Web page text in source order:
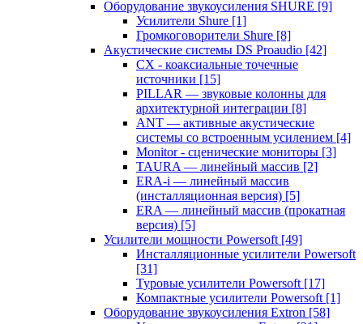
Оборудование звукоусиления SHURE [9]
Усилители Shure [1]
Громкоговорители Shure [8]
Акустические системы DS Proaudio [42]
CX - коаксиальные точечные
источники [15]
PILLAR — звуковые колонны для
архитектурной интеграции [8]
ANT — активные акустические
системы со встроенным усилением [4]
Monitor - сценические мониторы [3]
TAURA — линейный массив [2]
ERA-i — линейный массив
(инсталляционная версия) [5]
ERA — линейный массив (прокатная
версия) [5]
Усилители мощности Powersoft [49]
Инсталляционные усилители Powersoft
[31]
Туровые усилители Powersoft [17]
Компактные усилители Powersoft [1]
Оборудование звукоусиления Extron [58]